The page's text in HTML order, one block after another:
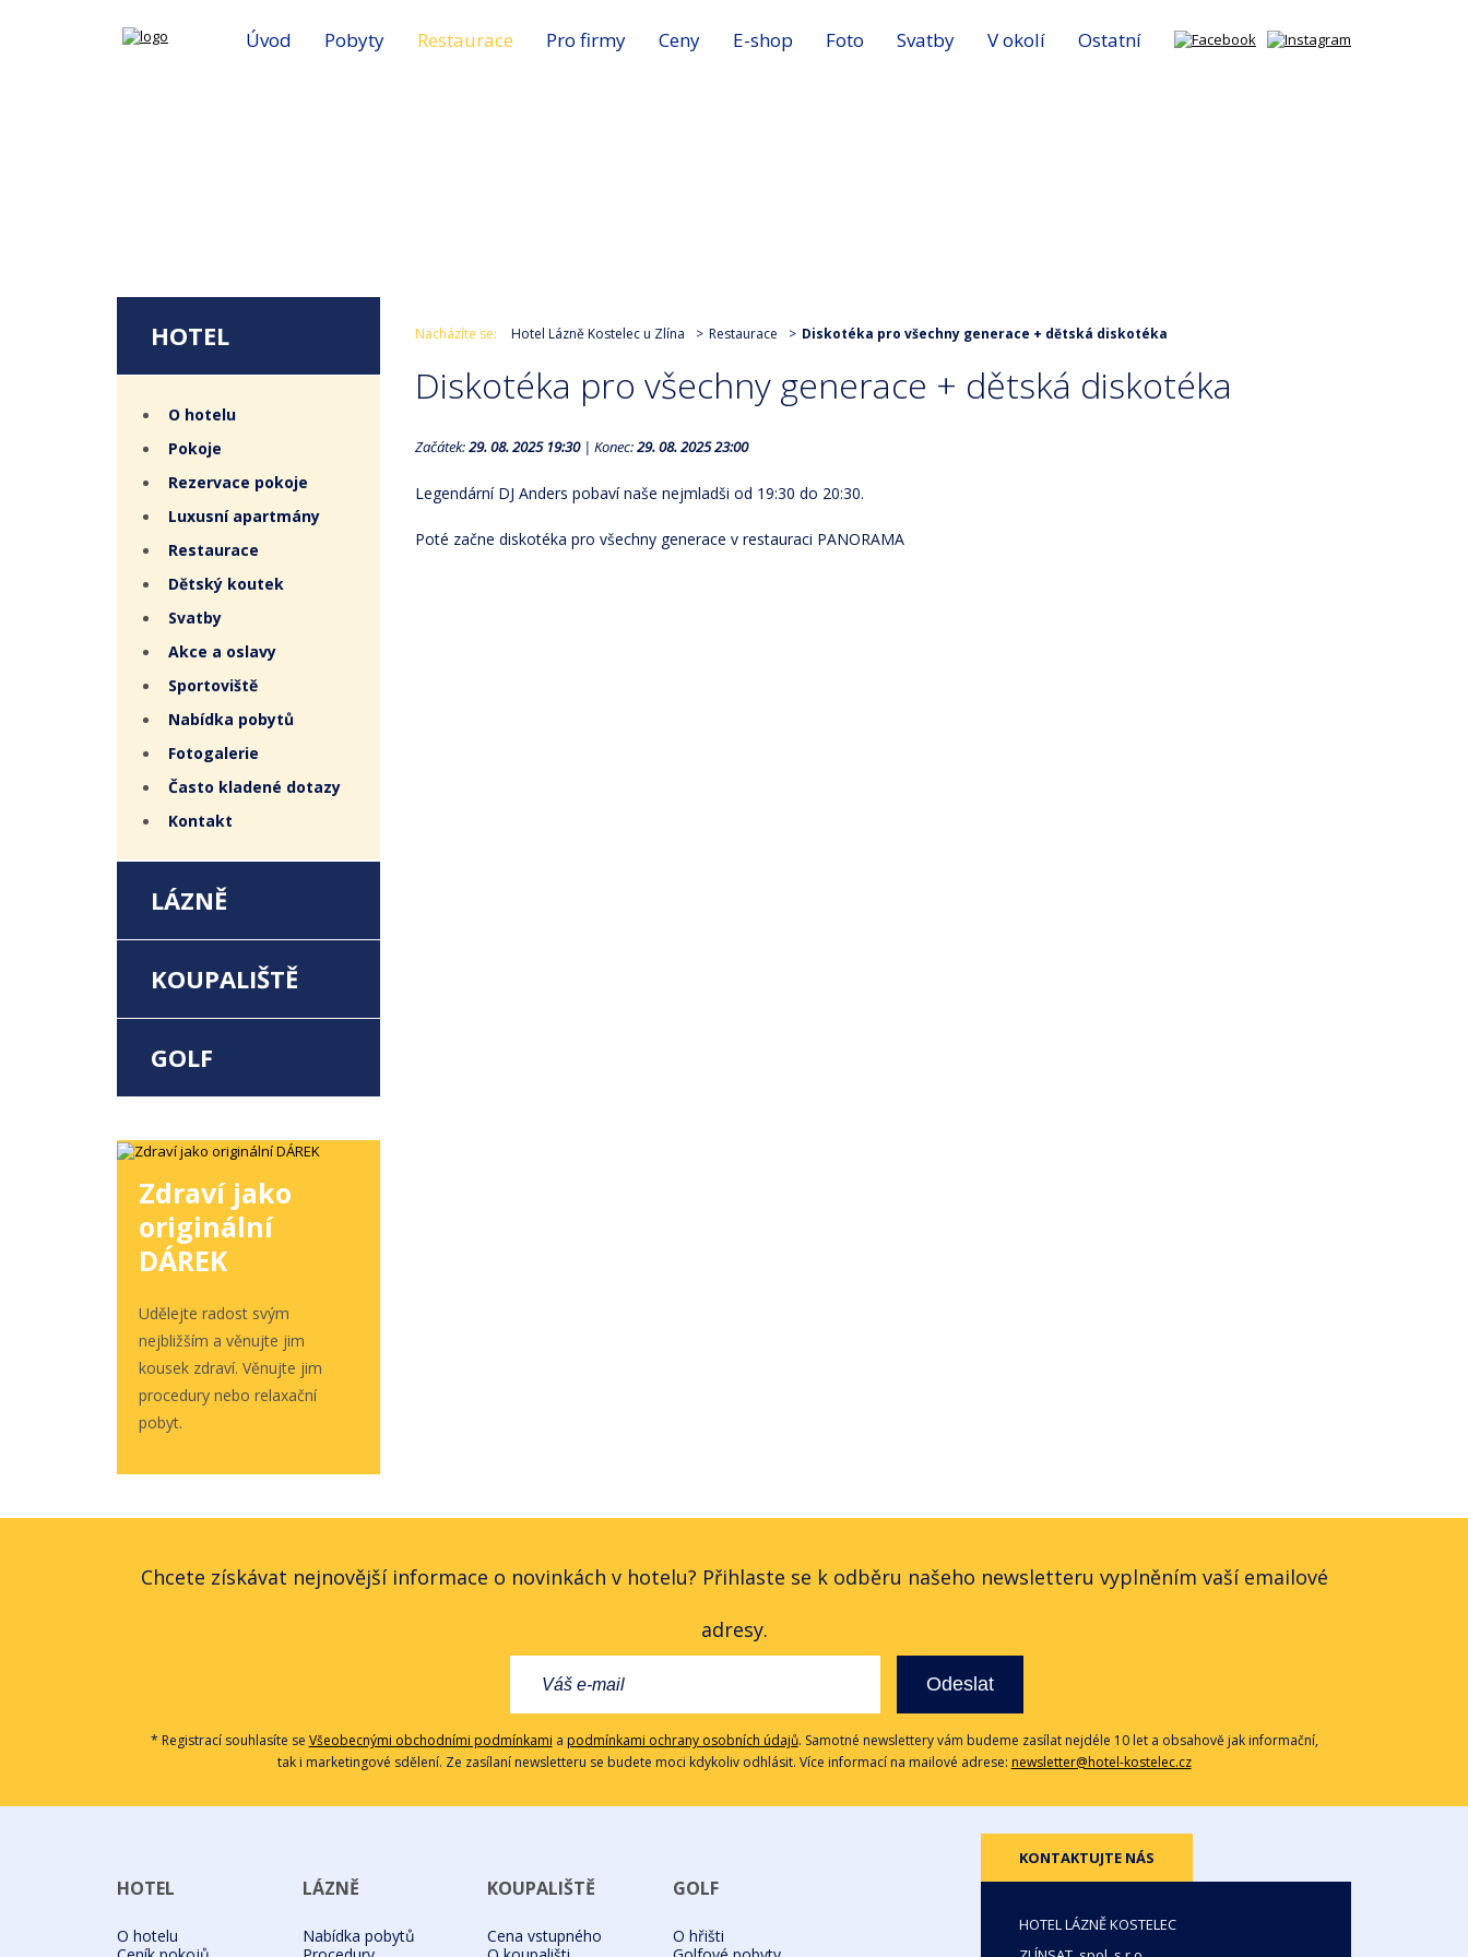
Úvod Pobyty Restaurace Pro firmy Ceny E-shop Foto Svatby V okolí Ostatní
HOTEL
O hotelu
Pokoje
Rezervace pokoje
Luxusní apartmány
Restaurace
Dětský koutek
Svatby
Akce a oslavy
Sportoviště
Nabídka pobytů
Fotogalerie
Často kladené dotazy
Kontakt
LÁZNĚ
KOUPALIŠTĚ
GOLF
Zdraví jako
originální
DÁREK
Udělejte radost svým
nejbližším a věnujte jim
kousek zdraví. Věnujte jim
procedury nebo relaxační
pobyt.
Nacházíte se: Hotel Lázně Kostelec u Zlína Restaurace Diskotéka pro všechny generace + dětská diskotéka
Diskotéka pro všechny generace + dětská diskotéka
Začátek:29. 08. 2025 19:30| Konec:29. 08. 2025 23:00
Legendární DJ Anders pobaví naše nejmladši od 19:30 do 20:30.
Poté začne diskotéka pro všechny generace v restauraci PANORAMA
Chcete získávat nejnovější informace o novinkách v hotelu? Přihlaste se k odběru našeho newsletteru vyplněním vaší emailové
adresy.
Odeslat
* Registrací souhlasíte se Všeobecnými obchodními podmínkami a podmínkami ochrany osobních údajů. Samotné newslettery vám budeme zasílat nejdéle 10 let a obsahově jak informační,
tak i marketingové sdělení. Ze zasílaní newsletteru se budete moci kdykoliv odhlásit. Více informací na mailové adrese: newsletter@hotel-kostelec.cz
HOTEL
O hotelu
LÁZNĚ
Nabídka pobytů
KOUPALIŠTĚ
Cena vstupného
GOLF
O hřišti
KONTAKTUJTE NÁS
HOTEL LÁZNĚ KOSTELEC